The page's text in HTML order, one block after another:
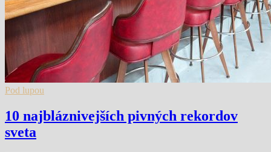
Pod lupou
10 najbláznivejších pivných rekordov
sveta